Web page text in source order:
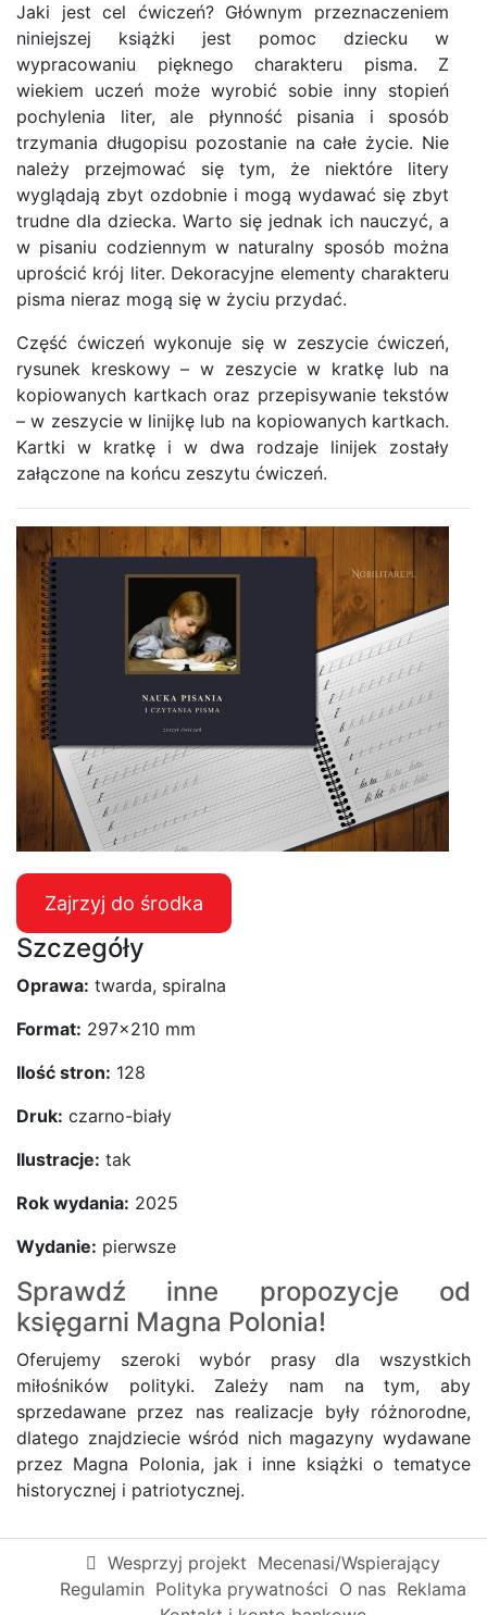
Jaki jest cel ćwiczeń? Głównym przeznaczeniem
niniejszej książki jest pomoc dziecku w
wypracowaniu pięknego charakteru pisma. Z
wiekiem uczeń może wyrobić sobie inny stopień
pochylenia liter, ale płynność pisania i sposób
trzymania długopisu pozostanie na całe życie. Nie
należy przejmować się tym, że niektóre litery
wyglądają zbyt ozdobnie i mogą wydawać się zbyt
trudne dla dziecka. Warto się jednak ich nauczyć, a
w pisaniu codziennym w naturalny sposób można
uprościć krój liter. Dekoracyjne elementy charakteru
pisma nieraz mogą się w życiu przydać.
Część ćwiczeń wykonuje się w zeszycie ćwiczeń,
rysunek kreskowy – w zeszycie w kratkę lub na
kopiowanych kartkach oraz przepisywanie tekstów
– w zeszycie w linijkę lub na kopiowanych kartkach.
Kartki w kratkę i w dwa rodzaje linijek zostały
załączone na końcu zeszytu ćwiczeń.
Zajrzyj do środka
Szczegóły
Oprawa: twarda, spiralna
Format: 297×210 mm
Ilość stron: 128
Druk: czarno-biały
Ilustracje: tak
Rok wydania: 2025
Wydanie: pierwsze
Sprawdź inne propozycje od
księgarni Magna Polonia!
Oferujemy szeroki wybór prasy dla wszystkich
miłośników polityki. Zależy nam na tym, aby
sprzedawane przez nas realizacje były różnorodne,
dlatego znajdziecie wśród nich magazyny wydawane
przez Magna Polonia, jak i inne książki o tematyce
historycznej i patriotycznej.
Wesprzyj projekt Mecenasi/Wspierający
Regulamin Polityka prywatności O nas Reklama